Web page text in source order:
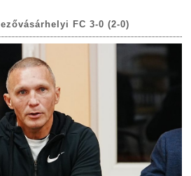
FC 3-0 (2-0)